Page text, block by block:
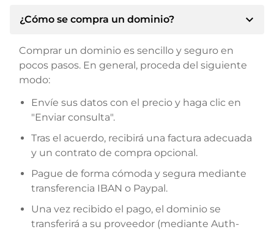
¿Cómo se compra un dominio? expand_more
Comprar un dominio es sencillo y seguro en
pocos pasos. En general, proceda del siguiente
modo:
Envíe sus datos con el precio y haga clic en
"Enviar consulta".
Tras el acuerdo, recibirá una factura adecuada
y un contrato de compra opcional.
Pague de forma cómoda y segura mediante
transferencia IBAN o Paypal.
Una vez recibido el pago, el dominio se
transferirá a su proveedor (mediante Auth-